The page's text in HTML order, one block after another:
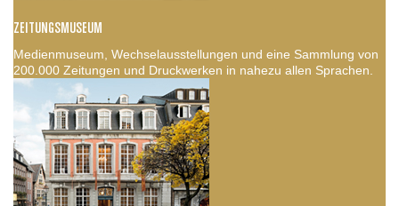
ZEITUNGSMUSEUM
Medienmuseum, Wechselausstellungen und eine Sammlung von
200.000 Zeitungen und Druckwerken in nahezu allen Sprachen.